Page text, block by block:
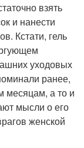
взять
и нанести
Кстати, гель
уходовых
ранее,
месяцам, а то и
мысли о его
женской